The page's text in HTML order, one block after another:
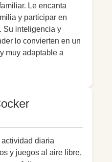
Le encanta
y participar en
Su inteligencia y
lo convierten en un
muy adaptable a
actividad diaria
y juegos al aire libre,